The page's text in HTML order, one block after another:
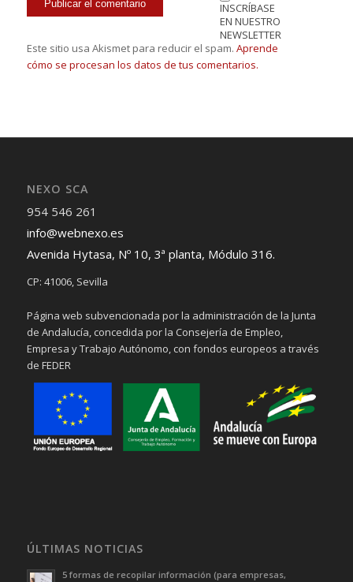
INSCRÍBASE
EN NUESTRO
NEWSLETTER
Este sitio usa Akismet para reducir el spam. Aprende
cómo se procesan los datos de tus comentarios.
NEXO SCA
954 546 261
info@webnexo.es
Avenida Hytasa, Nº 10, 3ª planta, Módulo 316.
CP: 41006, Sevilla
Página web subvencionada por la administración de la Junta
de Andalucía, concedida por la Consejería de Empleo,
Empresa y Trabajo Autónomo, con fondos europeos a través
de FEDER
ÚLTIMAS NOTICIAS
5 formas de recopilar información (para empresas,